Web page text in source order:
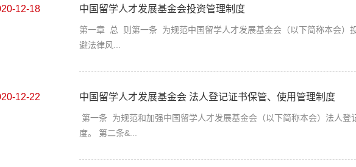
12-18 中国留学人才发展基金会投资管理制度
第一章 总 则第一条 为规范中国留学人才发展基金会（以下简称本会）
避法律风...
12-22 中国留学人才发展基金会 法人登记证书保管、使用管理制度
第一条 为规范和加强中国留学人才发展基金会（以下简称本会）法人登
度。 第二条&...